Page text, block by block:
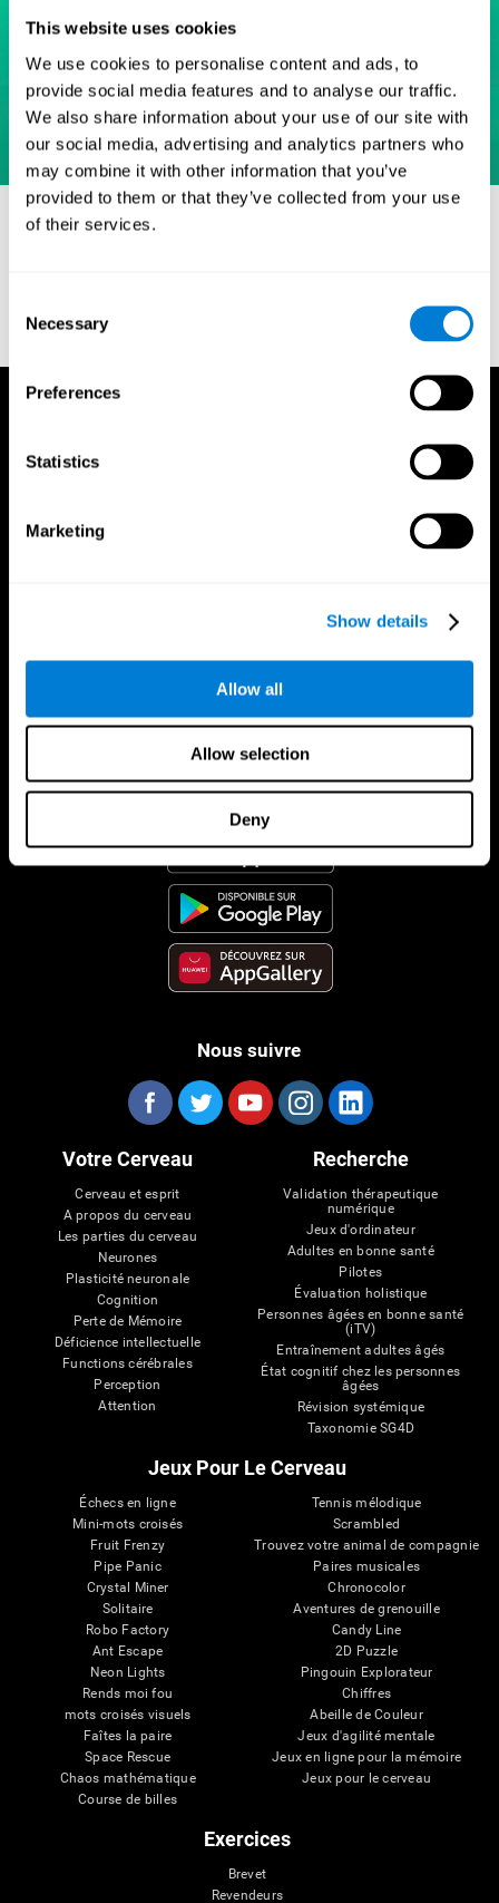
This website uses cookies
We use cookies to personalise content and ads, to
provide social media features and to analyse our traffic.
We also share information about your use of our site with
our social media, advertising and analytics partners who
may combine it with other information that you’ve
provided to them or that they’ve collected from your use
of their services.
Selection
Necessary
Preferences
Statistics
Marketing
Show details
Allow all
Allow selection
Deny
Références
App CogniFit
Nous suivre
Votre Cerveau
Cerveau et esprit
A propos du cerveau
Les parties du cerveau
Neurones
Plasticité neuronale
Cognition
Perte de Mémoire
Déficience intellectuelle
Functions cérébrales
Perception
Attention
Recherche
Validation thérapeutique
numérique
Jeux d'ordinateur
Adultes en bonne santé
Pilotes
Évaluation holistique
Personnes âgées en bonne santé
(iTV)
Entraînement adultes âgés
État cognitif chez les personnes
âgées
Révision systémique
Taxonomie SG4D
Jeux Pour Le Cerveau
Échecs en ligne
Mini-mots croisés
Fruit Frenzy
Pipe Panic
Crystal Miner
Solitaire
Robo Factory
Ant Escape
Neon Lights
Rends moi fou
mots croisés visuels
Faîtes la paire
Space Rescue
Chaos mathématique
Course de billes
Tennis mélodique
Scrambled
Trouvez votre animal de compagnie
Paires musicales
Chronocolor
Aventures de grenouille
Candy Line
2D Puzzle
Pingouin Explorateur
Chiffres
Abeille de Couleur
Jeux d'agilité mentale
Jeux en ligne pour la mémoire
Jeux pour le cerveau
Exercices
Brevet
Revendeurs